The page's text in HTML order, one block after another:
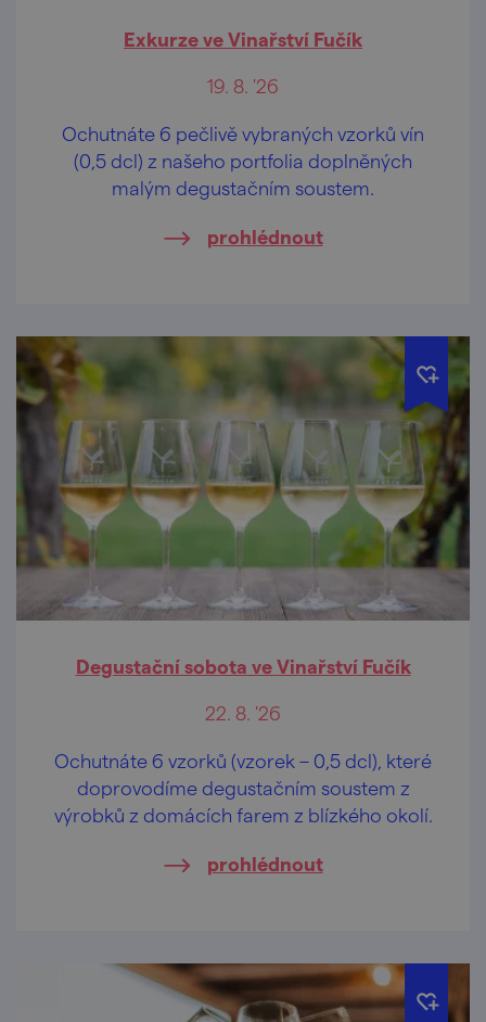
Exkurze ve Vinařství Fučík
19. 8. '26
Ochutnáte 6 pečlivě vybraných vzorků vín
(0,5 dcl) z našeho portfolia doplněných
malým degustačním soustem.
prohlédnout
Degustační sobota ve Vinařství Fučík
22. 8. '26
Ochutnáte 6 vzorků (vzorek – 0,5 dcl), které
doprovodíme degustačním soustem z
výrobků z domácích farem z blízkého okolí.
prohlédnout